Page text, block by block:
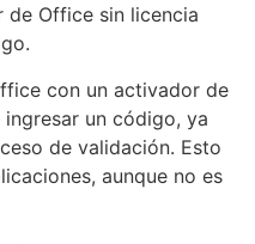
de Office sin licencia
con un activador de
un código, ya
de validación. Esto
aunque no es